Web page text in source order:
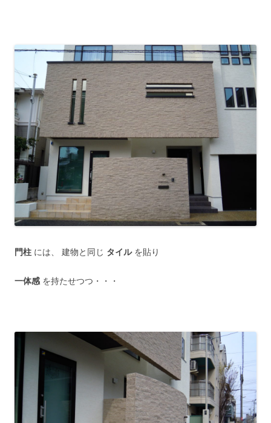
門柱 には、 建物と同じ タイルを貼り
一体感 を持たせつつ・・・